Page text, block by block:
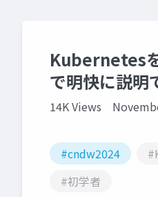
Kubernetes
で明快に説明
14K Views
#cndw2024
#初学者